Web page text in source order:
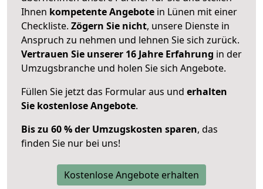
Ihnen kompetente Angebote in Lünen mit einer
Checkliste. Zögern Sie nicht, unsere Dienste in
Anspruch zu nehmen und lehnen Sie sich zurück.
Vertrauen Sie unserer 16 Jahre Erfahrung in der
Umzugsbranche und holen Sie sich Angebote.
Füllen Sie jetzt das Formular aus und erhalten
Sie kostenlose Angebote.
Bis zu 60 % der Umzugskosten sparen, das
finden Sie nur bei uns!
Kostenlose Angebote erhalten